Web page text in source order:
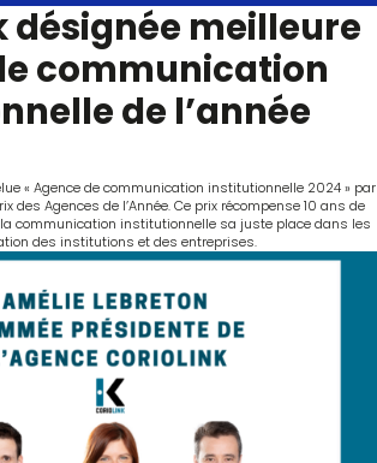
désignée meilleure
communication
de l’année
« Agence de communication institutionnelle 2024 » par
des Agences de l’Année. Ce prix récompense 10 ans de
communication institutionnelle sa juste place dans les
des institutions et des entreprises.